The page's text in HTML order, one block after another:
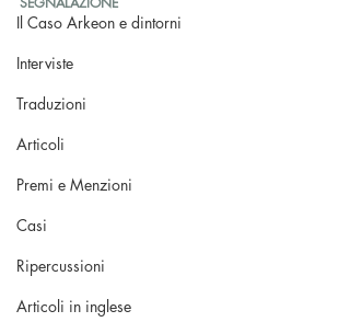
Il Caso Arkeon e dintorni
Interviste
Traduzioni
Articoli
Premi e Menzioni
Casi
Ripercussioni
Articoli in inglese